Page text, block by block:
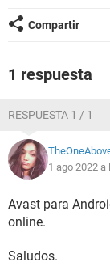
Compartir
1 respuesta
RESPUESTA 1 / 1
1 ago 2022 a
Avast para
online.
Saludos.